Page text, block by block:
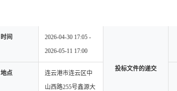
时间
2026-04-30 17:05 -
2026-05-11 17:00
投标文件的递交
地点
连云港市连云区中
山西路255号鑫源大